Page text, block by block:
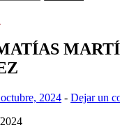
2024 - Dejar un